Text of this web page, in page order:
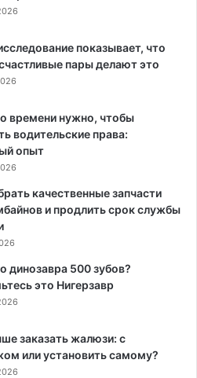
показывает, что
пары делают это
времени нужно, чтобы
водительские права:
опыт
качественные запчасти
и продлить срок службы
динозавра 500 зубов?
это Нигерзавр
заказать жалюзи: с
или установить самому?